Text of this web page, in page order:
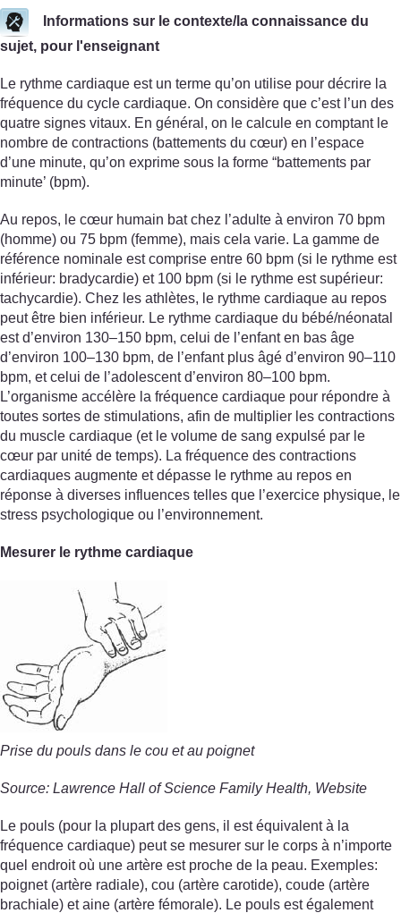
Informations sur le contexte/la connaissance du
sujet, pour l'enseignant
Le rythme cardiaque est un terme qu’on utilise pour décrire la
fréquence du cycle cardiaque. On considère que c’est l’un des
quatre signes vitaux. En général, on le calcule en comptant le
nombre de contractions (battements du cœur) en l’espace
d’une minute, qu’on exprime sous la forme “battements par
minute’ (bpm).
Au repos, le cœur humain bat chez l’adulte à environ 70 bpm
(homme) ou 75 bpm (femme), mais cela varie. La gamme de
référence nominale est comprise entre 60 bpm (si le rythme est
inférieur: bradycardie) et 100 bpm (si le rythme est supérieur:
tachycardie). Chez les athlètes, le rythme cardiaque au repos
peut être bien inférieur. Le rythme cardiaque du bébé/néonatal
est d’environ 130–150 bpm, celui de l’enfant en bas âge
d’environ 100–130 bpm, de l’enfant plus âgé d’environ 90–110
bpm, et celui de l’adolescent d’environ 80–100 bpm.
L’organisme accélère la fréquence cardiaque pour répondre à
toutes sortes de stimulations, afin de multiplier les contractions
du muscle cardiaque (et le volume de sang expulsé par le
cœur par unité de temps). La fréquence des contractions
cardiaques augmente et dépasse le rythme au repos en
réponse à diverses influences telles que l’exercice physique, le
stress psychologique ou l’environnement.
Mesurer le rythme cardiaque
Prise du pouls dans le cou et au poignet
Source: Lawrence Hall of Science Family Health, Website
Le pouls (pour la plupart des gens, il est équivalent à la
fréquence cardiaque) peut se mesurer sur le corps à n’importe
quel endroit où une artère est proche de la peau. Exemples:
poignet (artère radiale), cou (artère carotide), coude (artère
brachiale) et aine (artère fémorale). Le pouls est également